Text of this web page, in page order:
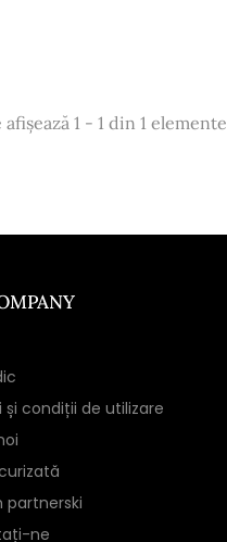
afișează 1 - 1 din 1 elemente
și condiții de utilizare
partnerski
ne